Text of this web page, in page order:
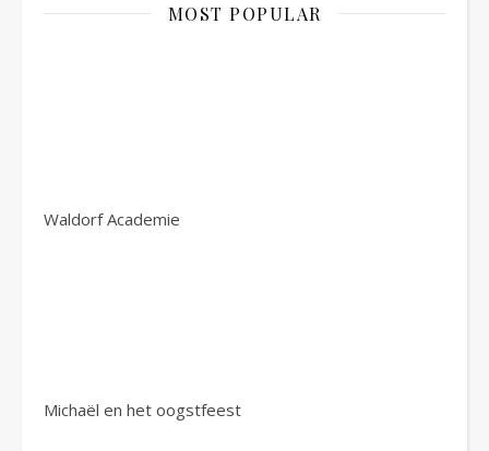
MOST POPULAR
Waldorf Academie
Michaël en het oogstfeest